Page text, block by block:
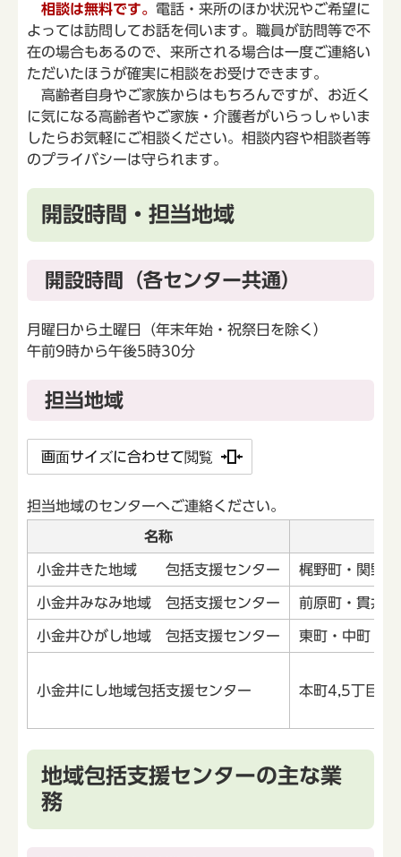
相談は無料です。 電話・来所のほか状況やご希望に
よっては訪問してお話を伺います。職員が訪問等で不
在の場合もあるので、来所される場合は一度ご連絡い
ただいたほうが確実に相談をお受けできます。
高齢者自身やご家族からはもちろんですが、お近く
に気になる高齢者やご家族・介護者がいらっしゃいま
したらお気軽にご相談ください。相談内容や相談者等
のプライバシーは守られます。
開設時間・担当地域
開設時間（各センター共通）
月曜日から土曜日（年末年始・祝祭日を除く）
午前9時から午後5時30分
担当地域
画面サイズに合わせて閲覧
担当地域のセンターへご連絡ください。
名称
小金井きた地域 包括支援センター 梶野町・関野
小金井みなみ地域 包括支援センター 前原町・貫井
小金井ひがし地域 包括支援センター 東町・中町・
小金井にし地域包括支援センター 本町4,5丁目・
地域包括支援センターの主な業
務